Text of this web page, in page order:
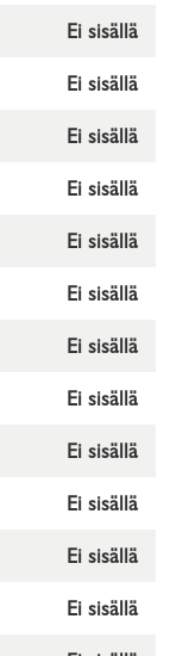
Ei sisällä
Ei sisällä
Ei sisällä
Ei sisällä
Ei sisällä
Ei sisällä
Ei sisällä
Ei sisällä
Ei sisällä
Ei sisällä
Ei sisällä
Ei sisällä